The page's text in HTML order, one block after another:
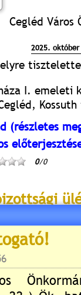
Cegléd Város
2025.
I. emeleti
(részletes
0/0
Lejár
Cegléd Város
Értéktár és
E l n ö k é t ő
2700 Cegléd,